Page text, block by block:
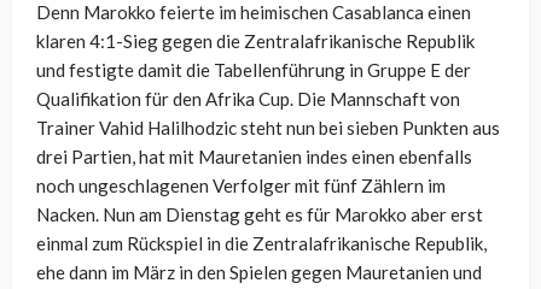
Denn Marokko feierte im heimischen Casablanca einen
klaren 4:1-Sieg gegen die Zentralafrikanische Republik
und festigte damit die Tabellenführung in Gruppe E der
Qualifikation für den Afrika Cup. Die Mannschaft von
Trainer Vahid Halilhodzic steht nun bei sieben Punkten aus
drei Partien, hat mit Mauretanien indes einen ebenfalls
noch ungeschlagenen Verfolger mit fünf Zählern im
Nacken. Nun am Dienstag geht es für Marokko aber erst
einmal zum Rückspiel in die Zentralafrikanische Republik,
ehe dann im März in den Spielen gegen Mauretanien und